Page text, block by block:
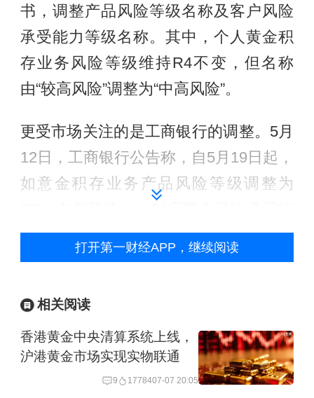
书，调整产品风险等级名称及客户风险
承受能力等级名称。其中，个人黄金积
存业务风险等级维持R4不变，但名称
由“较高风险”调整为“中高风险”。
更受市场关注的是工商银行的调整。5月
12日，工商银行公告称，自5月19日起，
如意金积存业务产品风险等级调整为
力等级调整为C2（稳健型）及以上客
户。
这一调整距离工行今年年初收紧准入仅
过去约四个月。当时国际金价快速冲
高、波动剧烈，多家银行集中发布风险
提示，并通过提高起购金额、上调风险
打开第一财经APP，继续阅读
相关阅读
香港黄金中央清算系统上线，
沪港黄金市场实现实物联通
9 1778407-07 20:05